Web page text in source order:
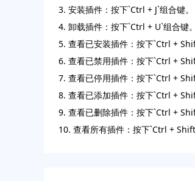
3. 安装插件：按下`Ctrl + J`组合键。
4. 卸载插件：按下`Ctrl + U`组合键。
5. 查看已安装插件：按下`Ctrl +
6. 查看已禁用插件：按下`Ctrl +
7. 查看已停用插件：按下`Ctrl +
8. 查看已添加插件：按下`Ctrl +
9. 查看已删除插件：按下`Ctrl +
10. 查看所有插件：按下`Ctrl + Shift